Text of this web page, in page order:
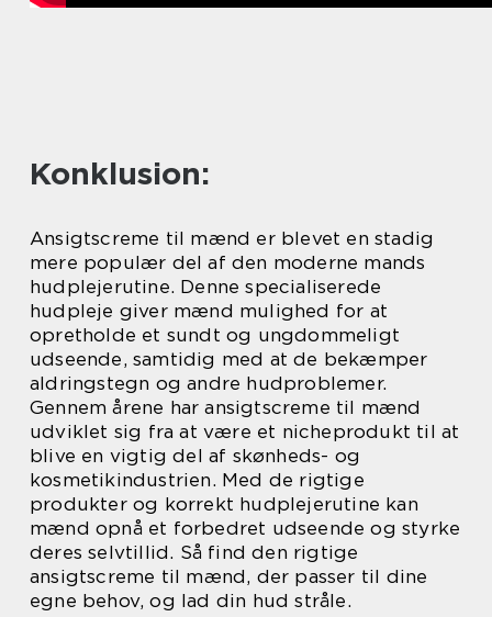
Konklusion:
Ansigtscreme til mænd er blevet en stadig
mere populær del af den moderne mands
hudplejerutine. Denne specialiserede
hudpleje giver mænd mulighed for at
opretholde et sundt og ungdommeligt
udseende, samtidig med at de bekæmper
aldringstegn og andre hudproblemer.
Gennem årene har ansigtscreme til mænd
udviklet sig fra at være et nicheprodukt til at
blive en vigtig del af skønheds- og
kosmetikindustrien. Med de rigtige
produkter og korrekt hudplejerutine kan
mænd opnå et forbedret udseende og styrke
deres selvtillid. Så find den rigtige
ansigtscreme til mænd, der passer til dine
egne behov, og lad din hud stråle.